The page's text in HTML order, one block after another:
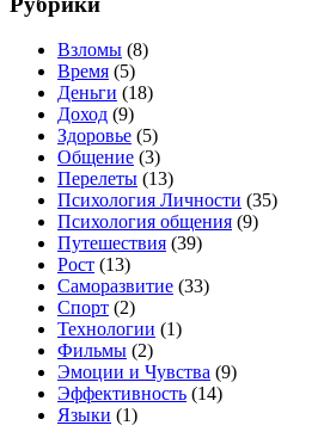
Взломы (8)
Время (5)
Деньги (18)
Доход (9)
Здоровье (5)
Общение (3)
Перелеты (13)
Психология Личности (35)
Психология общения (9)
Путешествия (39)
Рост (13)
Саморазвитие (33)
Спорт (2)
Технологии (1)
Фильмы (2)
Эмоции и Чувства (9)
Эффективность (14)
Языки (1)